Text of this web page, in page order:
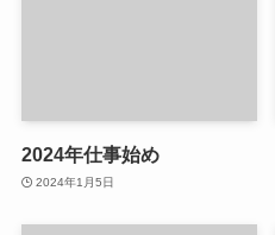
2024年仕事始め
2024年1月5日